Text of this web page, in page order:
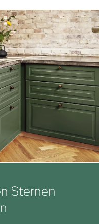
Sternen